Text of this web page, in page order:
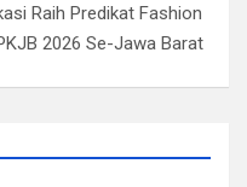
Raih Predikat Fashion
2026 Se-Jawa Barat